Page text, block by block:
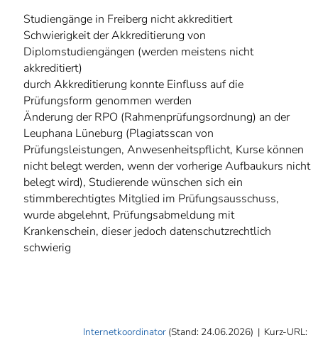
Studiengänge in Freiberg nicht akkreditiert
Schwierigkeit der Akkreditierung von
Diplomstudiengängen (werden meistens nicht
akkreditiert)
durch Akkreditierung konnte Einfluss auf die
Prüfungsform genommen werden
Änderung der RPO (Rahmenprüfungsordnung) an der
Leuphana Lüneburg (Plagiatsscan von
Prüfungsleistungen, Anwesenheitspflicht, Kurse können
nicht belegt werden, wenn der vorherige Aufbaukurs nicht
belegt wird), Studierende wünschen sich ein
stimmberechtigtes Mitglied im Prüfungsausschuss,
wurde abgelehnt, Prüfungsabmeldung mit
Krankenschein, dieser jedoch datenschutzrechtlich
schwierig
Internetkoordinator (Stand: 24.06.2026) | Kurz-URL: